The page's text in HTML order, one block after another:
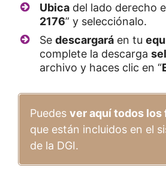
Ubica del lado derecho
2176” y selecciónalo.
Se descargará en tu
complete la descarga
archivo y haces clic en “
Puedes ver aquí todos los
que están incluidos en el
de la DGI.